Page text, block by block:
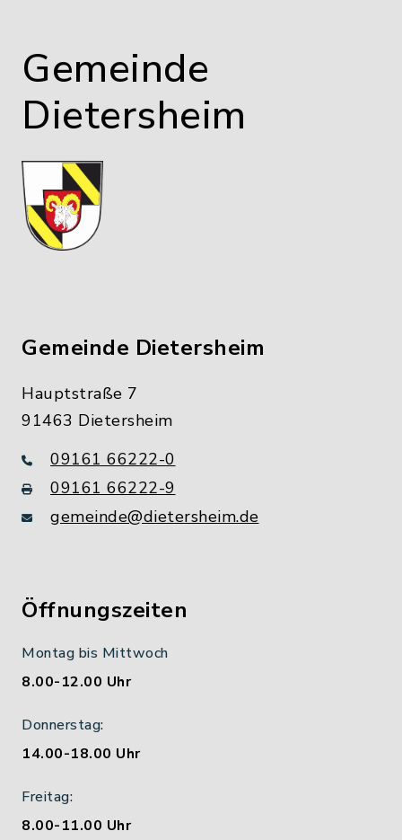
Gemeinde
Dietersheim
Gemeinde Dietersheim
Hauptstraße 7
91463 Dietersheim
09161 66222-0
09161 66222-9
gemeinde@dietersheim.de
Öffnungszeiten
Montag bis Mittwoch
8.00-12.00 Uhr
Donnerstag:
14.00-18.00 Uhr
Freitag:
8.00-11.00 Uhr